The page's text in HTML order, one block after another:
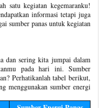
satu kegiatan kegemaranku!
informasi tetapi juga
sumber panas untuk kegiatan
dan sering kita jumpai dalam
pada hari ini. Sumber
Perhatikanlah tabel berikut,
menggunakan sumber energi